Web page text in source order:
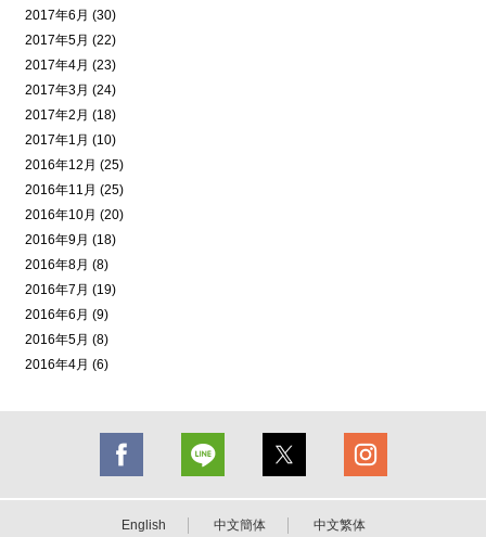
2017年6月 (30)
2017年5月 (22)
2017年4月 (23)
2017年3月 (24)
2017年2月 (18)
2017年1月 (10)
2016年12月 (25)
2016年11月 (25)
2016年10月 (20)
2016年9月 (18)
2016年8月 (8)
2016年7月 (19)
2016年6月 (9)
2016年5月 (8)
2016年4月 (6)
English 中文簡体 中文繁体